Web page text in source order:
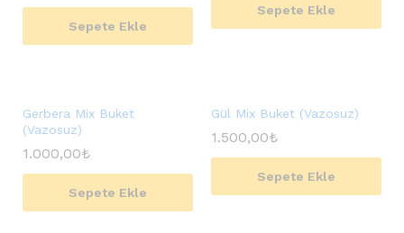
Sepete Ekle
Sepete Ekle
Gerbera Mix Buket
(Vazosuz)
1.000,00₺
Sepete Ekle
Gül Mix Buket (Vazosuz)
1.500,00₺
Sepete Ekle